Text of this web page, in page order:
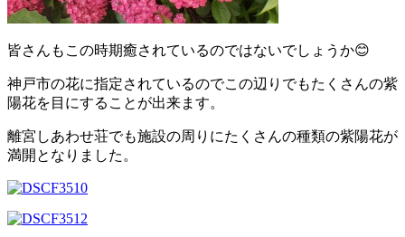
皆さんもこの時期癒されているのではないでしょうか😊
神戸市の花に指定されているのでこの辺りでもたくさんの紫
陽花を目にすることが出来ます。
離宮しあわせ荘でも施設の周りにたくさんの種類の紫陽花が
満開となりました。